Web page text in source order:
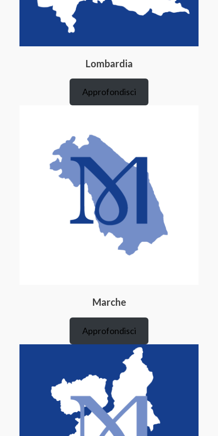
Lombardia
Approfondisci
Marche
Approfondisci